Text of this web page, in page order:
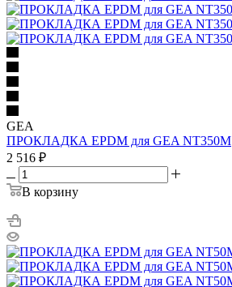
GEA
ПРОКЛАДКА EPDM для GEA NT350M
2 516 ₽
В корзину